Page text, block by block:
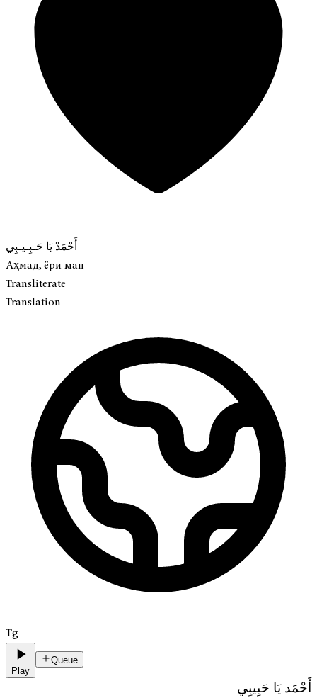
أَحْمَدْ يَا حَـبِـيـبِي
Аҳмад, ёри ман
Transliterate
Translation
Tg
Play
Queue
أَحْمَد يَا حَبِيبِي